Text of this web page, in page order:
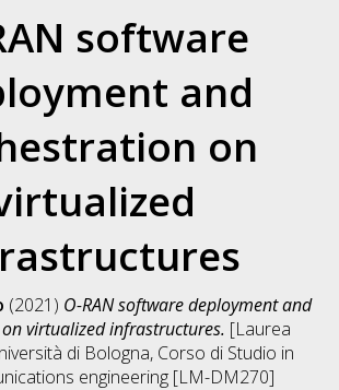
software
and
on
(2021) O-RAN software deployment and
virtualized infrastructures. [Laurea
di Bologna, Corso di Studio in
engineering [LM-DM270]